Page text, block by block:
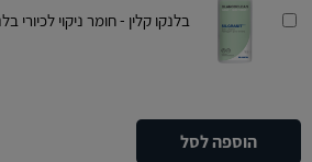
בלנקו קלין - חומר ניקוי לכיורי
הוספה לסל